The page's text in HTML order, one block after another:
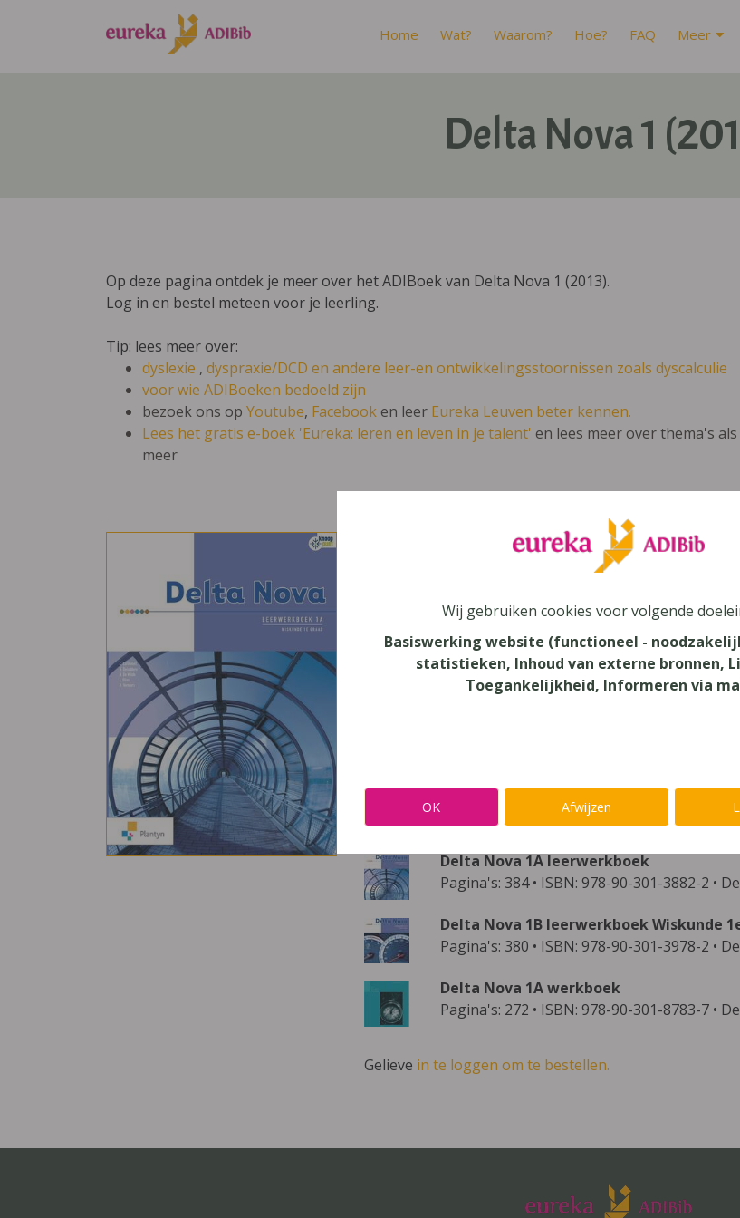
Home Wat? Waarom? Hoe? FAQ Meer
Delta Nova 1
Op deze pagina ontdek je meer over het ADIBoek van Delta Nova 1 (2013).
Log in en bestel meteen voor je leerling.
Tip: lees meer over:
dyslexie , dyspraxie/DCD en andere leer-en ontwikkelingsstoornissen zoals dyscalculie
voor wie ADIBoeken bedoeld zijn
bezoek ons op Youtube, Facebooken leer Eureka Leuven beter kennen.
Lees het gratis e-boek 'Eureka: leren en leven in je talent' en lees meer over thema's
meer
Delta Nova 1 (2013)
Niveau
Secundair Onderwijs, Secundair Onderwijs - ASO
Deze methode bestaat uit onderstaande publicaties:
Delta Nova 1A leerwerkboek
Pagina's: 384 • ISBN: 978-90-301-3882-2 •
Delta Nova 1B leerwerkboek Wiskunde
Pagina's: 380 • ISBN: 978-90-301-3978-2 •
Delta Nova 1A werkboek
Pagina's: 272 • ISBN: 978-90-301-8783-7 •
Gelieve in te loggen om te bestellen.
Wij gebruiken cookies voor volgende
Basiswerking website (functioneel -
statistieken, Inhoud van externe bronnen,
Toegankelijkheid, Informeren via
OK Afwijzen